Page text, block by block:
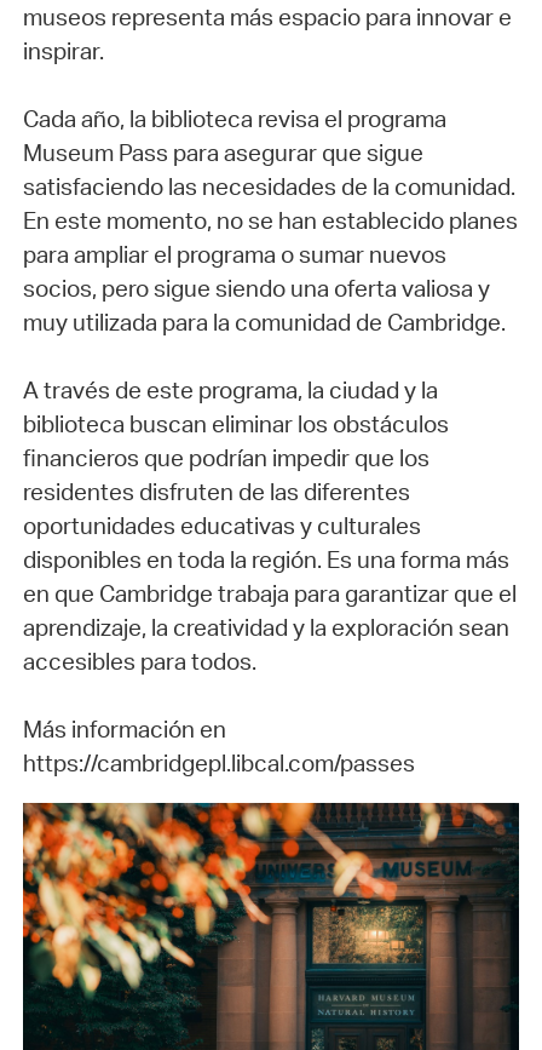
museos representa más espacio para innovar e
inspirar.
Cada año, la biblioteca revisa el programa
Museum Pass para asegurar que sigue
satisfaciendo las necesidades de la comunidad.
En este momento, no se han establecido planes
para ampliar el programa o sumar nuevos
socios, pero sigue siendo una oferta valiosa y
muy utilizada para la comunidad de Cambridge.
A través de este programa, la ciudad y la
biblioteca buscan eliminar los obstáculos
financieros que podrían impedir que los
residentes disfruten de las diferentes
oportunidades educativas y culturales
disponibles en toda la región. Es una forma más
en que Cambridge trabaja para garantizar que el
aprendizaje, la creatividad y la exploración sean
accesibles para todos.
Más información en
https://cambridgepl.libcal.com/passes